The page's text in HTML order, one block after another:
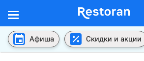
Афиша Скидки и акции